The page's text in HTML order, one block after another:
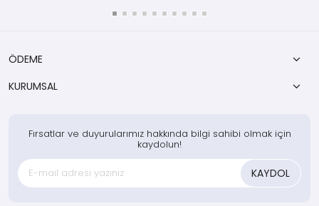
ÖDEME
KURUMSAL
Fırsatlar ve duyurularımız hakkında bilgi sahibi olmak için
kaydolun!
KAYDOL